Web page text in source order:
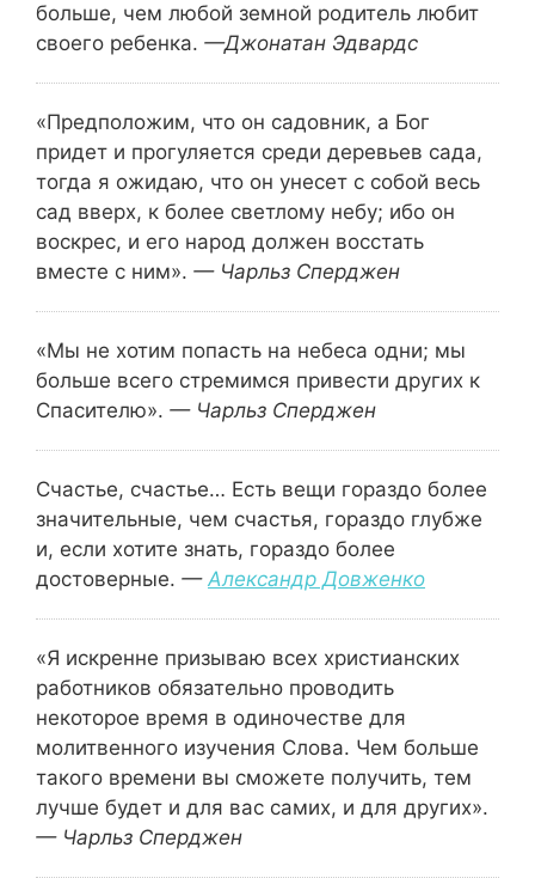
больше, чем любой земной родитель любит
своего ребенка. —Джонатан Эдвардс
«Предположим, что он садовник, а Бог
придет и прогуляется среди деревьев сада,
тогда я ожидаю, что он унесет с собой весь
сад вверх, к более светлому небу; ибо он
воскрес, и его народ должен восстать
вместе с ним». — Чарльз Сперджен
«Мы не хотим попасть на небеса одни; мы
больше всего стремимся привести других к
Спасителю». — Чарльз Сперджен
Счастье, счастье… Есть вещи гораздо более
значительные, чем счастья, гораздо глубже
и, если хотите знать, гораздо более
достоверные. — Александр Довженко
«Я искренне призываю всех христианских
работников обязательно проводить
некоторое время в одиночестве для
молитвенного изучения Слова. Чем больше
такого времени вы сможете получить, тем
лучше будет и для вас самих, и для других».
— Чарльз Сперджен